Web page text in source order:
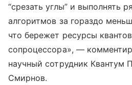
“срезать углы” и выполнять
алгоритмов за гораздо
что бережет ресурсы
сопроцессора», —
научный сотрудник Квантум
Смирнов.